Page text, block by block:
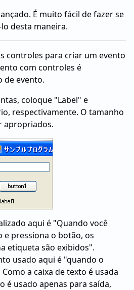
É muito fácil de fazer se
desta maneira.
controles para criar um evento
com controles é
de evento.
coloque "Label" e
respectivamente. O tamanho
apropriados.
aqui é "Quando você
e pressiona o botão, os
etiqueta são exibidos".
usado aqui é "quando o
a caixa de texto é usada
é usado apenas para saída,